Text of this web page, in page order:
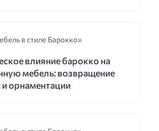
в стиле Барокко»
влияние барокко на
мебель: возвращение
орнаментации